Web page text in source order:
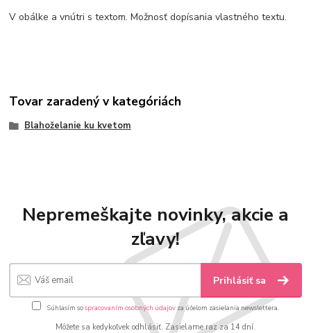
V obálke a vnútri s textom. Možnosť dopísania vlastného textu.
Tovar zaradený v kategóriách
Blahoželanie ku kvetom
Nepremeškajte novinky, akcie a
zľavy!
Prihlásiť sa
Súhlasím sospracovaním osobných údajov za účelom zasielania newslettera.
Môžete sa kedykoľvek odhlásiť. Zasielame raz za 14 dní.